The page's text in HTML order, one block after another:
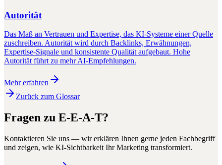
Autorität
Das Maß an Vertrauen und Expertise, das KI-Systeme einer Quelle
zuschreiben. Autorität wird durch Backlinks, Erwähnungen,
Expertise-Signale und konsistente Qualität aufgebaut. Hohe
Autorität führt zu mehr AI-Empfehlungen.
Mehr erfahren
Zurück zum Glossar
Fragen zu E-E-A-T?
Kontaktieren Sie uns — wir erklären Ihnen gerne jeden Fachbegriff
und zeigen, wie KI-Sichtbarkeit Ihr Marketing transformiert.